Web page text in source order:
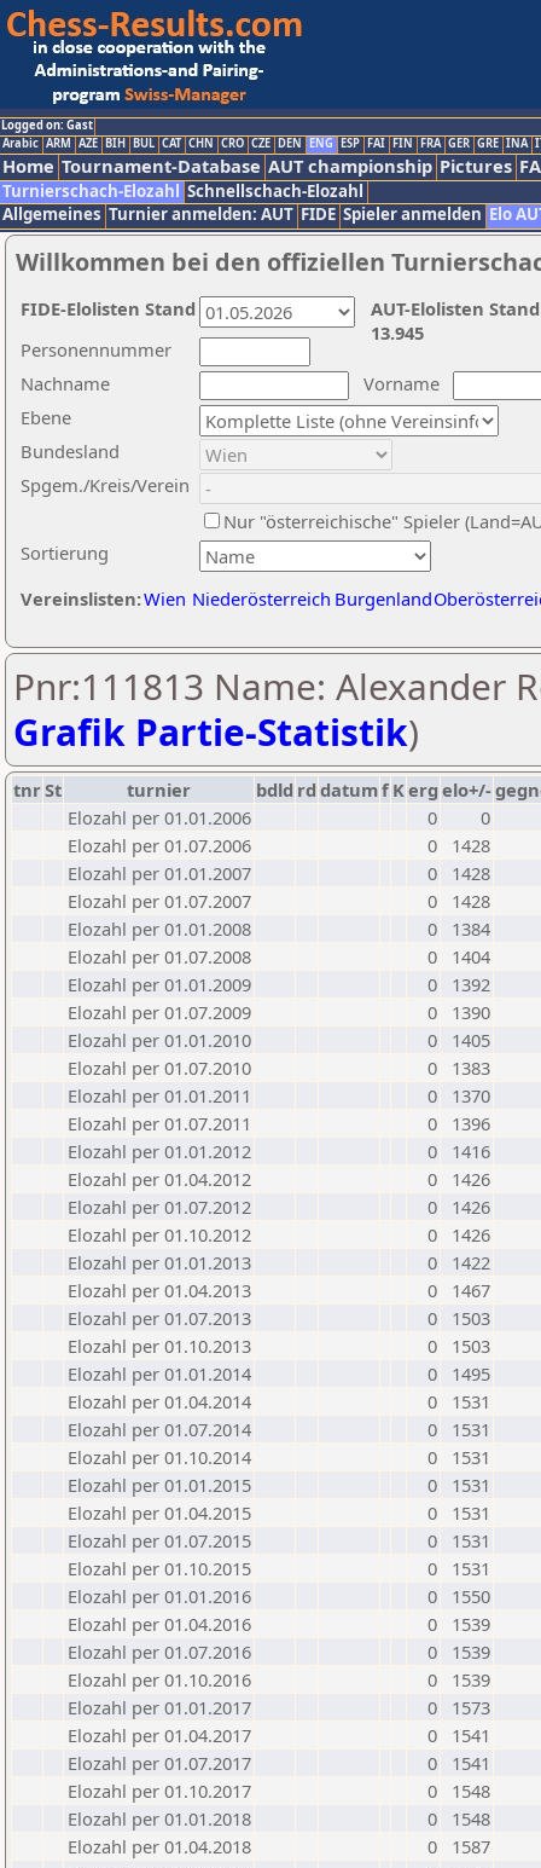
Logged on: Gast
Arabic ARM AZE BIH BUL CAT CHN CRO CZE DEN ENG ESP FAI FIN FRA GER GRE INA
Home Tournament-Database AUT championship Pictures
Turnierschach-Elozahl Schnellschach-Elozahl
Allgemeines Turnier anmelden: AUT FIDE Spieler anmelden Elo
Willkommen bei den offiziellen
Nachname
Vorname
Ebene
Sortierung
Personennummer
Bundesland
Spgem./Kreis/Verein
Nur "österreichische" Spieler
Vereinslisten:Wien Niederösterreich Burgenland
AUT-Elolisten
13.945
FIDE-Elolisten Stand
Pnr:111813 Name: Alexander
Grafik Partie-Statistik)
tnrSt turnier bdld rd datumf Kerg elo+/-
Elozahl per 01.01.2006
0
0
Elozahl per 01.07.2006
0
1428
Elozahl per 01.01.2007
0
1428
Elozahl per 01.07.2007
0
1428
Elozahl per 01.01.2008
0
1384
Elozahl per 01.07.2008
0
1404
Elozahl per 01.01.2009
0
1392
Elozahl per 01.07.2009
0
1390
Elozahl per 01.01.2010
0
1405
Elozahl per 01.07.2010
0
1383
Elozahl per 01.01.2011
0
1370
Elozahl per 01.07.2011
0
1396
Elozahl per 01.01.2012
0
1416
Elozahl per 01.04.2012
0
1426
Elozahl per 01.07.2012
0
1426
Elozahl per 01.10.2012
0
1426
Elozahl per 01.01.2013
0
1422
Elozahl per 01.04.2013
0
1467
Elozahl per 01.07.2013
0
1503
Elozahl per 01.10.2013
0
1503
Elozahl per 01.01.2014
0
1495
Elozahl per 01.04.2014
0
1531
Elozahl per 01.07.2014
0
1531
Elozahl per 01.10.2014
0
1531
Elozahl per 01.01.2015
0
1531
Elozahl per 01.04.2015
0
1531
Elozahl per 01.07.2015
0
1531
Elozahl per 01.10.2015
0
1531
Elozahl per 01.01.2016
0
1550
Elozahl per 01.04.2016
0
1539
Elozahl per 01.07.2016
0
1539
Elozahl per 01.10.2016
0
1539
Elozahl per 01.01.2017
0
1573
Elozahl per 01.04.2017
0
1541
Elozahl per 01.07.2017
0
1541
Elozahl per 01.10.2017
0
1548
Elozahl per 01.01.2018
0
1548
Elozahl per 01.04.2018
0
1587